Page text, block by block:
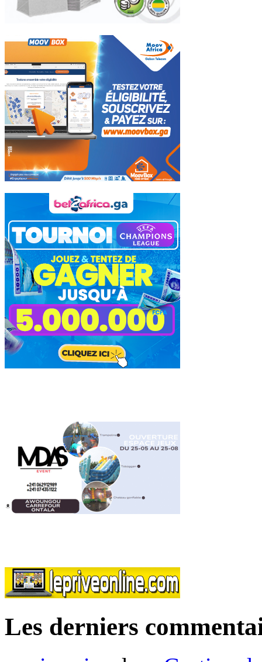
Les derniers